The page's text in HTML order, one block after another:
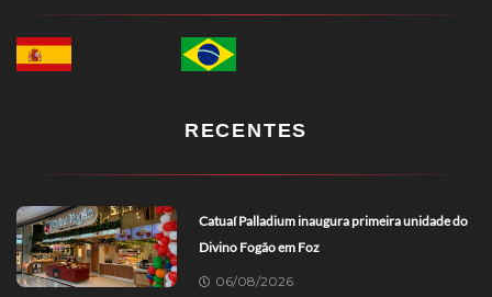
RECENTES
Catuaí Palladium inaugura primeira unidade do
Divino Fogão em Foz
06/08/2026